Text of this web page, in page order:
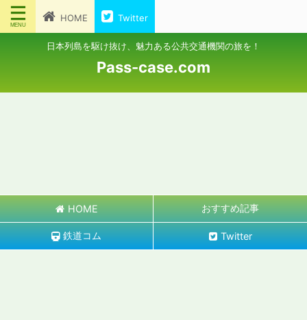
HOME Twitter
日本列島を駆け抜け、魅力ある公共交通機関の旅を！
Pass-case.com
HOME おすすめ記事
鉄道コム Twitter